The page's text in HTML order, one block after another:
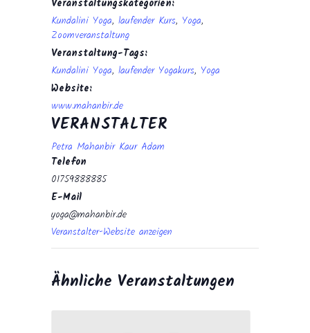
Veranstaltungskategorien:
Kundalini Yoga, laufender Kurs, Yoga,
Zoomveranstaltung
Veranstaltung-Tags:
Kundalini Yoga, laufender Yogakurs, Yoga
Website:
www.mahanbir.de
VERANSTALTER
Petra Mahanbir Kaur Adam
Telefon
01759888885
E-Mail
yoga@mahanbir.de
Veranstalter-Website anzeigen
Ähnliche Veranstaltungen